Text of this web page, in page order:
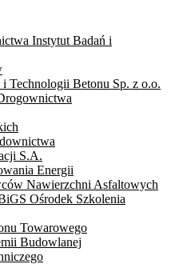
Instytut Badań i
Technologii Betonu Sp. z o.o.
S.A.
Energii
Nawierzchni Asfaltowych
Ośrodek Szkolenia
Towarowego
Budowlanej